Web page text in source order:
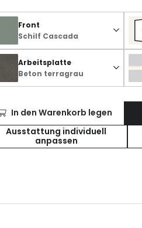
Front
Schilf Cascada
Arbeitsplatte
Beton terragrau
In den Warenkorb legen
Ausstattung individuell
anpassen